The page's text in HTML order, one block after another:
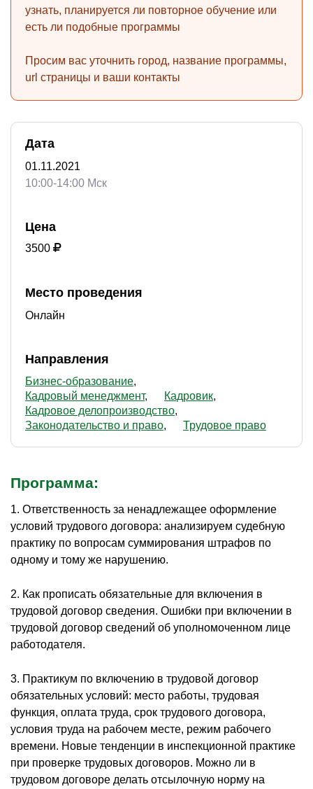
узнать, планируется ли повторное обучение или
есть ли подобные программы
Просим вас уточнить город, название программы,
url страницы и ваши контакты
Дата
01.11.2021
10:00-14:00 Мск
Цена
3500
Место проведения
Онлайн
Направления
Бизнес-образование
Кадровый менеджмент
Кадровик
Кадровое делопроизводство
Законодательство и право
Трудовое право
Программа:
1. Ответственность за ненадлежащее оформление
условий трудового договора: анализируем судебную
практику по вопросам суммирования штрафов по
одному и тому же нарушению.
2. Как прописать обязательные для включения в
трудовой договор сведения. Ошибки при включении в
трудовой договор сведений об уполномоченном лице
работодателя.
3. Практикум по включению в трудовой договор
обязательных условий: место работы, трудовая
функция, оплата труда, срок трудового договора,
условия труда на рабочем месте, режим рабочего
времени. Новые тенденции в инспекционной практике
при проверке трудовых договоров. Можно ли в
трудовом договоре делать отсылочную норму на